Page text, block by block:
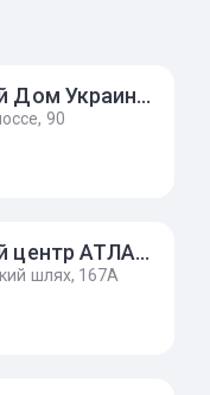
Автомобильный Дом Украина-Мерседес Бенц
90
Автомобильный центр АТЛАНТ
шлях, 167А